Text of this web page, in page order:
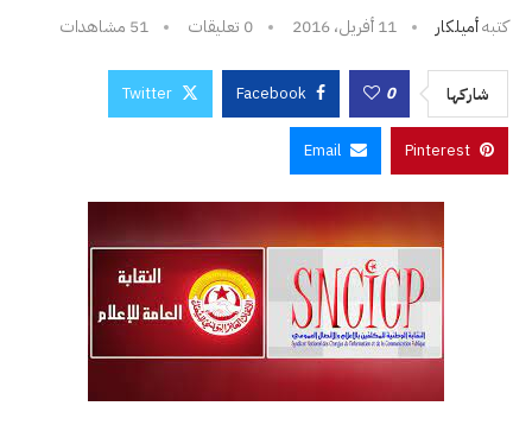
كتبهأميلكار 11 أفريل، 2016 0 تعليقات 51 مشاهدات
شاركها 0
Facebook
Twitter
Pinterest
Email